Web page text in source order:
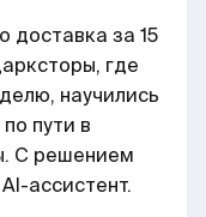
доставка за 15
где
научились
пути в
С решением
ассистент.